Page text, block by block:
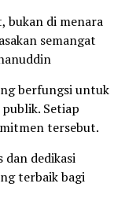
bukan di menara
semangat
berfungsi untuk
Setiap
tersebut.
dan dedikasi
terbaik bagi